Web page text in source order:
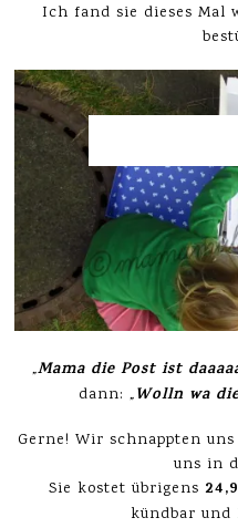
Ich fand sie dieses Mal
„Mama die Post ist
dann: „Wolln wa
Gerne! Wir schnappten
uns in
Sie kostet übrigens
kündbar und